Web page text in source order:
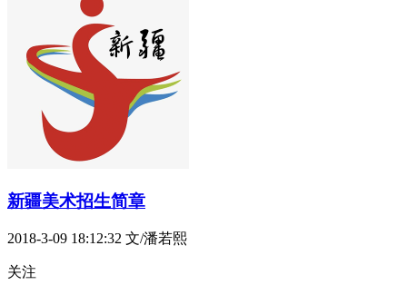
新疆美术招生简章
2018-3-09 18:12:32 文/潘若熙
关注